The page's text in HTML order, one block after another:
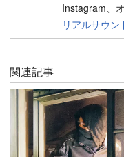
Instagram、
リアルサウ
関連記事